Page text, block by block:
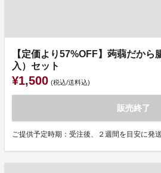
【定価より57%OFF】蒟蒻だから
入）セット
¥1,500 (税込/送料込)
販売終了
ご提供予定時期：受注後、２週間を目安に発